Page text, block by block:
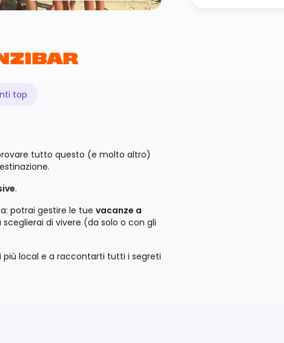
top
tutto questo (e molto altro)
.
potrai gestire le tue vacanze a
di vivere (da solo o con gli
più local e a raccontarti tutti i segreti